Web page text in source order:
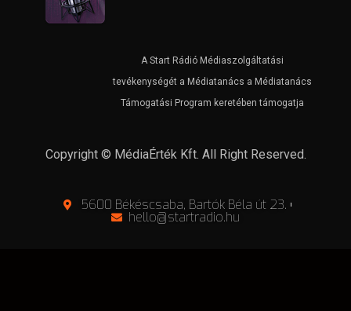
A Start Rádió Médiaszolgáltatási
tevékenységét a Médiatanács a Médiatanács
Támogatási Program keretében támogatja
Copyright © MédiaÉrték Kft. All Right Reserved.
5600 Békéscsaba, Bartók Béla út 23.
hello@startradio.hu